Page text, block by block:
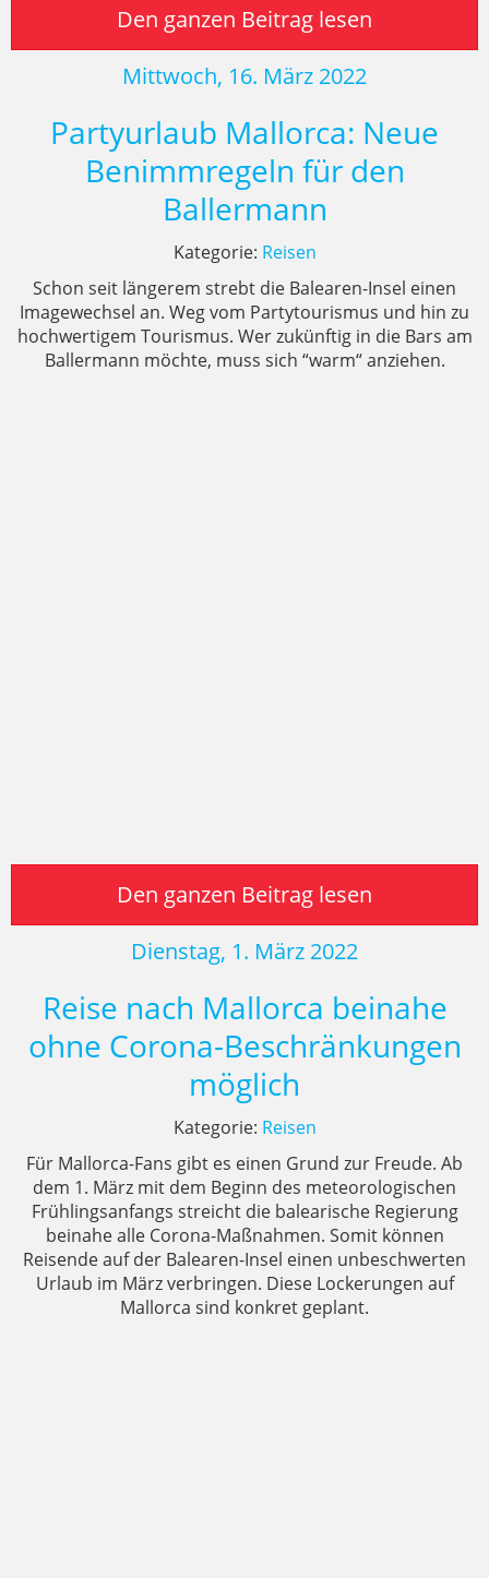
Den ganzen Beitrag lesen
Mittwoch, 16. März 2022
Partyurlaub Mallorca: Neue
Benimmregeln für den
Ballermann
Kategorie: Reisen
Schon seit längerem strebt die Balearen-Insel einen
Imagewechsel an. Weg vom Partytourismus und hin zu
hochwertigem Tourismus. Wer zukünftig in die Bars am
Ballermann möchte, muss sich “warm“ anziehen.
Den ganzen Beitrag lesen
Dienstag, 1. März 2022
Reise nach Mallorca beinahe
ohne Corona-Beschränkungen
möglich
Kategorie: Reisen
Für Mallorca-Fans gibt es einen Grund zur Freude. Ab
dem 1. März mit dem Beginn des meteorologischen
Frühlingsanfangs streicht die balearische Regierung
beinahe alle Corona-Maßnahmen. Somit können
Reisende auf der Balearen-Insel einen unbeschwerten
Urlaub im März verbringen. Diese Lockerungen auf
Mallorca sind konkret geplant.